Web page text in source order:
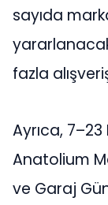
sayıda
fazla
Ayrıca,
Anatolium
ve Garaj